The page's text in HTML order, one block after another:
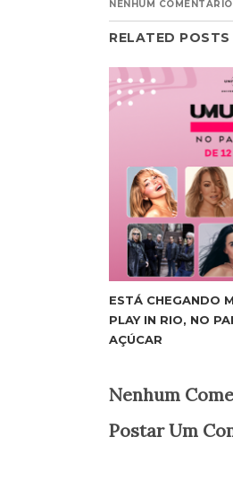
NENHUM
RELATED POSTS
ESTÁ CHEGANDO
PLAY IN RIO, NO
AÇÚCAR
Nenhum
Postar Um